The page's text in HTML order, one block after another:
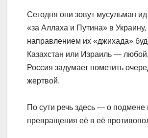
Сегодня они зовут мусульман
«за Аллаха и Путина» в Украину,
направлением их «джихада»
Казахстан или Израиль —
Россия задумает пометить
жертвой.
По сути речь здесь — о подмене
превращения её в её